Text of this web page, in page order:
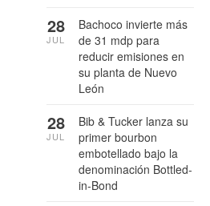
Bachoco invierte más
de 31 mdp para
reducir emisiones en
su planta de Nuevo
León
28
JUL
Bib & Tucker lanza su
primer bourbon
embotellado bajo la
denominación Bottled-
in-Bond
28
JUL